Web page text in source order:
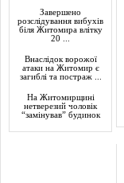
Завершено
розслідування вибухів
біля Житомира влітку
20 ...
Внаслідок ворожої
атаки на Житомир є
загиблі та постраж ...
На Житомирщині
нетверезий чоловік
“замінував” будинок